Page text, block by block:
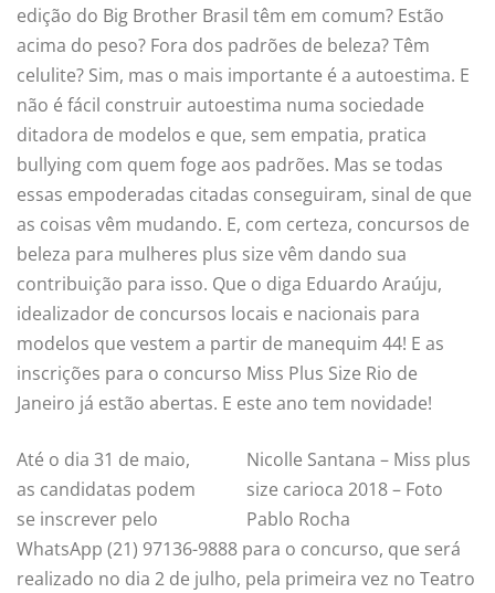
edição do Big Brother Brasil têm em comum? Estão
acima do peso? Fora dos padrões de beleza? Têm
celulite? Sim, mas o mais importante é a autoestima. E
não é fácil construir autoestima numa sociedade
ditadora de modelos e que, sem empatia, pratica
bullying com quem foge aos padrões. Mas se todas
essas empoderadas citadas conseguiram, sinal de que
as coisas vêm mudando. E, com certeza, concursos de
beleza para mulheres plus size vêm dando sua
contribuição para isso. Que o diga Eduardo Araúju,
idealizador de concursos locais e nacionais para
modelos que vestem a partir de manequim 44! E as
inscrições para o concurso Miss Plus Size Rio de
Janeiro já estão abertas. E este ano tem novidade!
Nicolle Santana – Miss plus
size carioca 2018 – Foto
Pablo Rocha
Até o dia 31 de maio,
as candidatas podem
se inscrever pelo
WhatsApp (21) 97136-9888 para o concurso, que será
realizado no dia 2 de julho, pela primeira vez no Teatro